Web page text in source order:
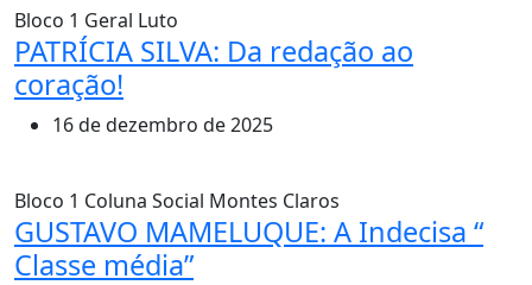
Bloco 1 Geral Luto
PATRÍCIA SILVA: Da redação ao
coração!
16 de dezembro de 2025
Bloco 1 Coluna Social Montes Claros
GUSTAVO MAMELUQUE: A Indecisa “
Classe média”